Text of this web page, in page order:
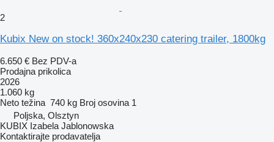
2
Kubix New on stock! 360x240x230 catering trailer, 1800kg
6.650 € Bez PDV-a
Prodajna prikolica
2026
1.060 kg
Neto težina 740 kg Broj osovina 1
Poljska, Olsztyn
KUBIX Izabela Jablonowska
Kontaktirajte prodavatelja